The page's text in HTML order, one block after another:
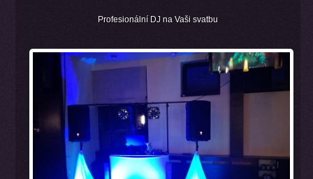
Profesionální DJ na Vaši svatbu